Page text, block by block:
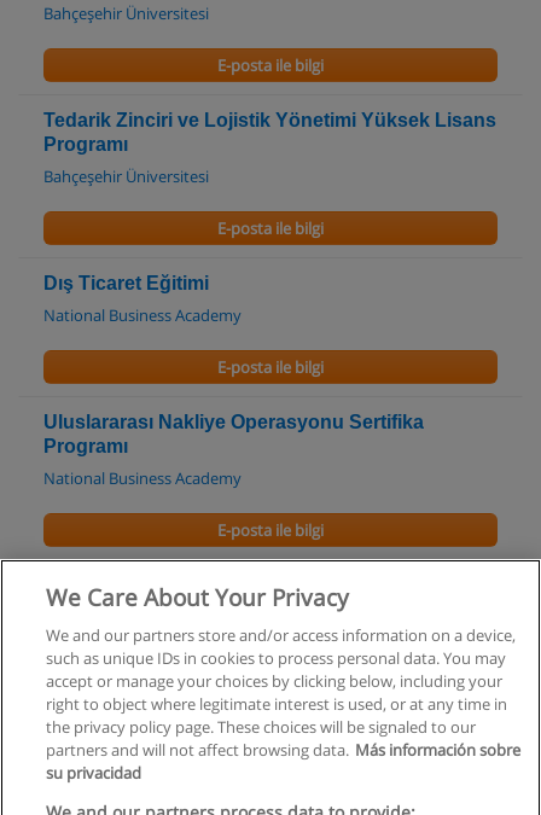
Bahçeşehir Üniversitesi
E-posta ile bilgi
Tedarik Zinciri ve Lojistik Yönetimi Yüksek Lisans
Programı
Bahçeşehir Üniversitesi
E-posta ile bilgi
Dış Ticaret Eğitimi
National Business Academy
E-posta ile bilgi
Uluslararası Nakliye Operasyonu Sertifika
Programı
National Business Academy
E-posta ile bilgi
E-Ticaret Sertifika Programı
E-posta ile bilgi
Kullanım koşulları
We Care About Your Privacy
We and our partners store and/or access information on a device,
such as unique IDs in cookies to process personal data. You may
accept or manage your choices by clicking below, including your
right to object where legitimate interest is used, or at any time in
the privacy policy page. These choices will be signaled to our
partners and will not affect browsing data. Más información sobre
su privacidad